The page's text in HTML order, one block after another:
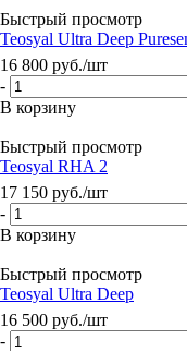
Быстрый просмотр
Teosyal Ultra Deep
16 800 руб./шт
-
В корзину
Быстрый просмотр
Teosyal RHA 2
17 150 руб./шт
-
В корзину
Быстрый просмотр
Teosyal Ultra Deep
16 500 руб./шт
-